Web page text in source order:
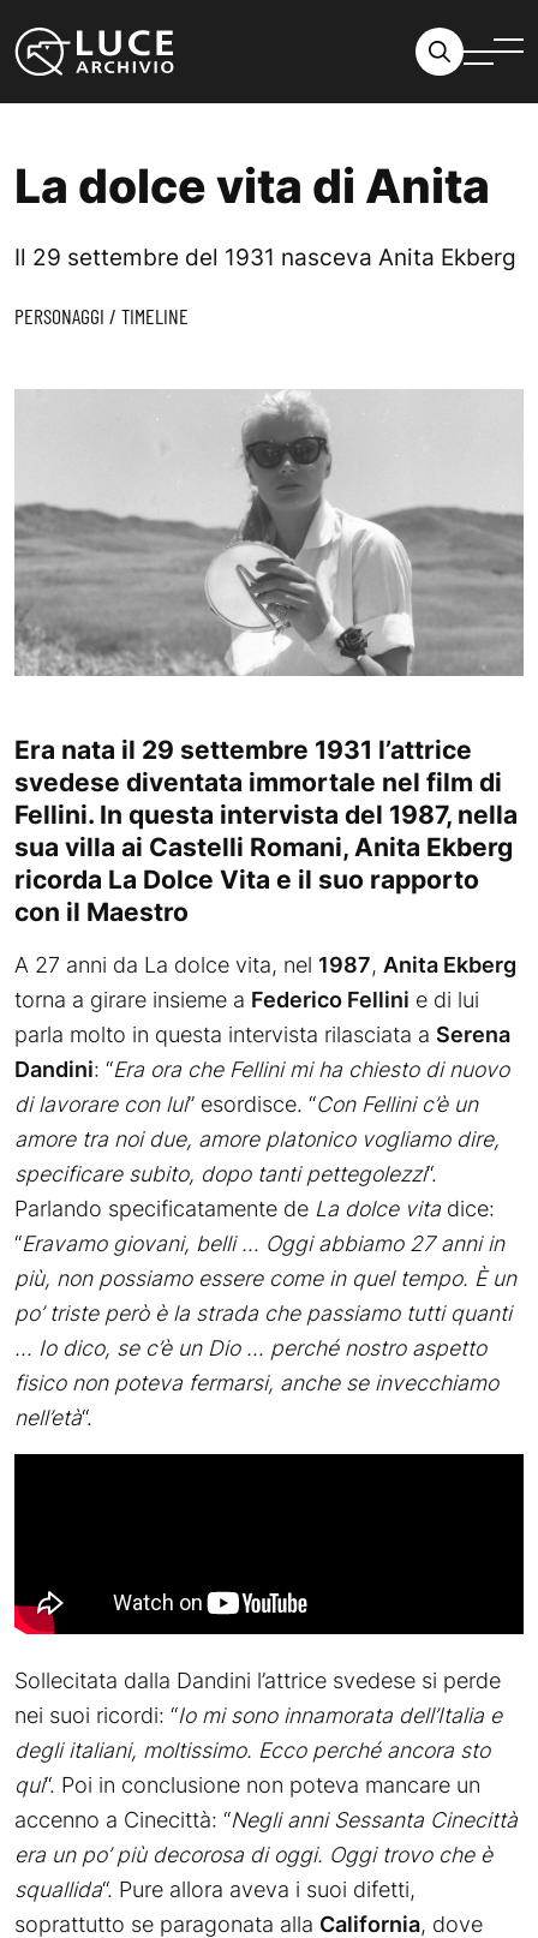
La dolce vita di Anita
Il 29 settembre del 1931 nasceva Anita Ekberg
PERSONAGGI / TIMELINE
Era nata il 29 settembre 1931 l’attrice
svedese diventata immortale nel film di
Fellini. In questa intervista del 1987, nella
sua villa ai Castelli Romani, Anita Ekberg
ricorda La Dolce Vita e il suo rapporto
con il Maestro
A 27 anni da La dolce vita, nel 1987, Anita Ekberg
torna a girare insieme a Federico Fellini e di lui
parla molto in questa intervista rilasciata a Serena
Dandini: “Era ora che Fellini mi ha chiesto di nuovo
di lavorare con lui” esordisce. “Con Fellini c’è un
amore tra noi due, amore platonico vogliamo dire,
specificare subito, dopo tanti pettegolezzi“.
Parlando specificatamente de La dolce vita dice:
“Eravamo giovani, belli … Oggi abbiamo 27 anni in
più, non possiamo essere come in quel tempo. È un
po’ triste però è la strada che passiamo tutti quanti
… Io dico, se c’è un Dio … perché nostro aspetto
fisico non poteva fermarsi, anche se invecchiamo
nell’età“.
Sollecitata dalla Dandini l’attrice svedese si perde
nei suoi ricordi: “Io mi sono innamorata dell’Italia e
degli italiani, moltissimo. Ecco perché ancora sto
qui“. Poi in conclusione non poteva mancare un
accenno a Cinecittà: “Negli anni Sessanta Cinecittà
era un po’ più decorosa di oggi. Oggi trovo che è
squallida“. Pure allora aveva i suoi difetti,
soprattutto se paragonata alla California, dove